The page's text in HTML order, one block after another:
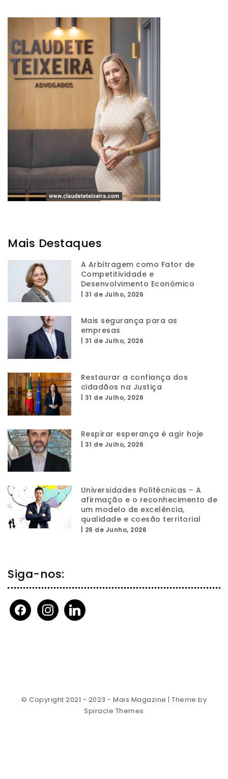
Mais Destaques
A Arbitragem como Fator de
Competitividade e
Desenvolvimento Económico
31 de Julho, 2026
Mais segurança para as
empresas
31 de Julho, 2026
Restaurar a confiança dos
cidadãos na Justiça
31 de Julho, 2026
Respirar esperança é agir hoje
31 de Julho, 2026
Universidades Politécnicas – A
afirmação e o reconhecimento de
um modelo de excelência,
qualidade e coesão territorial
26 de Junho, 2026
Siga-nos:
facebookinstagramlinkedin
© Copyright 2021 - 2023 - Mais Magazine | Theme by
Spiracle Themes